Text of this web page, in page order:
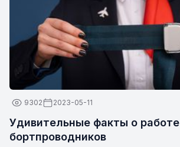
9302 2023-05-11
Удивительные факты о работе
бортпроводников